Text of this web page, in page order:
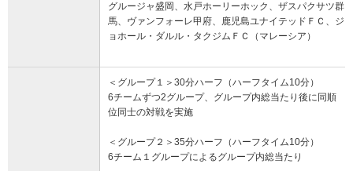
グルージャ盛岡、水戸ホーリーホック、ザスパクサツ群
馬、ヴァンフォーレ甲府、鹿児島ユナイテッドＦＣ、ジ
ョホール・ダルル・タクジムＦＣ（マレーシア）
＜グループ１＞30分ハーフ（ハーフタイム10分）
6チームずつ2グループ、グループ内総当たり後に同順
位同士の対戦を実施
＜グループ２＞35分ハーフ（ハーフタイム10分）
6チーム１グループによるグループ内総当たり